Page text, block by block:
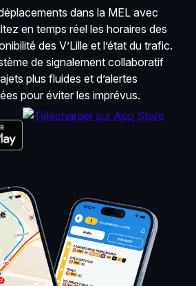
dans la MEL avec
en temps réel les horaires des
des V’Lille et l’état du trafic.
de signalement collaboratif
plus fluides et d’alertes
pour éviter les imprévus.